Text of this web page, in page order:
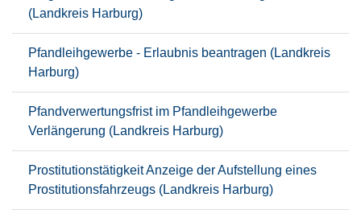
(Landkreis Harburg)
Pfandleihgewerbe - Erlaubnis beantragen (Landkreis
Harburg)
Pfandverwertungsfrist im Pfandleihgewerbe
Verlängerung (Landkreis Harburg)
Prostitutionstätigkeit Anzeige der Aufstellung eines
Prostitutionsfahrzeugs (Landkreis Harburg)